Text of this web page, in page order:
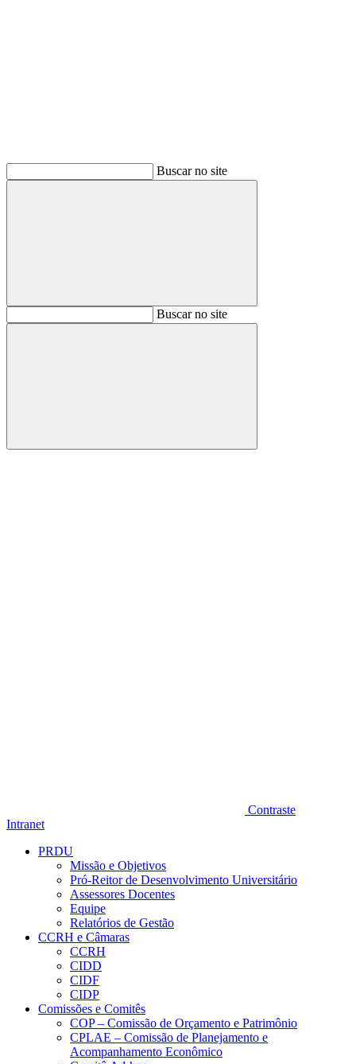
Buscar no site
BuscarBuscar no site
Buscar
Contraste
Intranet
PRDU
Missão e Objetivos
Pró-Reitor de Desenvolvimento Universitário
Assessores Docentes
Equipe
Relatórios de Gestão
CCRH e Câmaras
CCRH
CIDD
CIDF
CIDP
Comissões e Comitês
COP – Comissão de Orçamento e Patrimônio
CPLAE – Comissão de Planejamento e
Acompanhamento Econômico